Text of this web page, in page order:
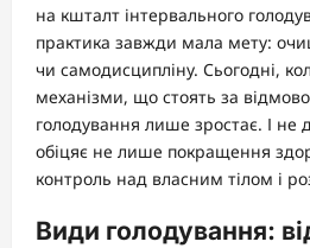
на кшталт інтервального
практика завжди мала мету:
чи самодисципліну. Сьогодні,
механізми, що стоять за
голодування лише зростає. І
обіцяє не лише покращення
контроль над власним тілом і
Види голодування: